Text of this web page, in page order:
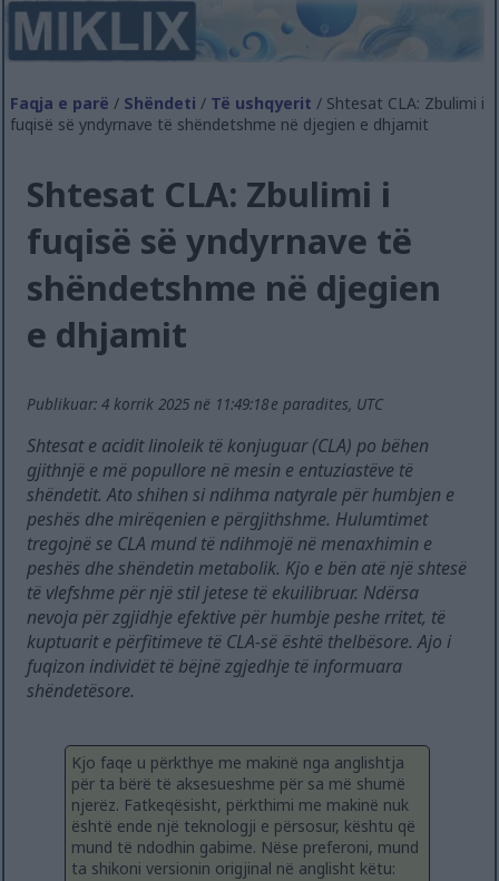
Faqja e parë / Shëndeti / Të ushqyerit / Shtesat CLA: Zbulimi i
fuqisë së yndyrnave të shëndetshme në djegien e dhjamit
Shtesat CLA: Zbulimi i
fuqisë së yndyrnave të
shëndetshme në djegien
e dhjamit
Publikuar: 4 korrik 2025 në 11:49:18 e paradites, UTC
Shtesat e acidit linoleik të konjuguar (CLA) po bëhen
gjithnjë e më popullore në mesin e entuziastëve të
shëndetit. Ato shihen si ndihma natyrale për humbjen e
peshës dhe mirëqenien e përgjithshme. Hulumtimet
tregojnë se CLA mund të ndihmojë në menaxhimin e
peshës dhe shëndetin metabolik. Kjo e bën atë një shtesë
të vlefshme për një stil jetese të ekuilibruar. Ndërsa
nevoja për zgjidhje efektive për humbje peshe rritet, të
kuptuarit e përfitimeve të CLA-së është thelbësore. Ajo i
fuqizon individët të bëjnë zgjedhje të informuara
shëndetësore.
Kjo faqe u përkthye me makinë nga anglishtja
për ta bërë të aksesueshme për sa më shumë
njerëz. Fatkeqësisht, përkthimi me makinë nuk
është ende një teknologji e përsosur, kështu që
mund të ndodhin gabime. Nëse preferoni, mund
ta shikoni versionin origjinal në anglisht këtu: